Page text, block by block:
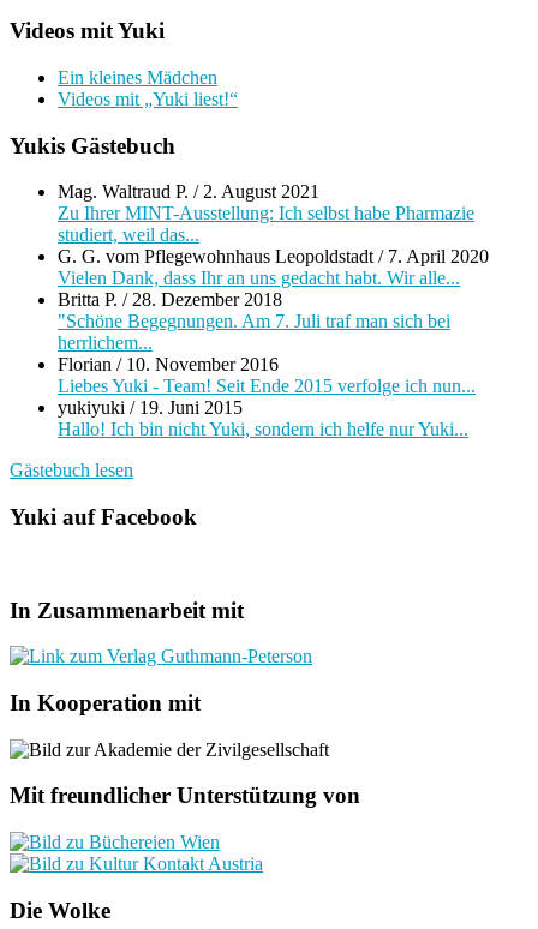
Videos mit Yuki
Ein kleines Mädchen
Videos mit „Yuki liest!“
Yukis Gästebuch
Mag. Waltraud P. / 2. August 2021
Zu Ihrer MINT-Ausstellung: Ich selbst habe Pharmazie
studiert, weil das...
G. G. vom Pflegewohnhaus Leopoldstadt / 7. April 2020
Vielen Dank, dass Ihr an uns gedacht habt. Wir alle...
Britta P. / 28. Dezember 2018
"Schöne Begegnungen. Am 7. Juli traf man sich bei
herrlichem...
Florian / 10. November 2016
Liebes Yuki - Team! Seit Ende 2015 verfolge ich nun...
yukiyuki / 19. Juni 2015
Hallo! Ich bin nicht Yuki, sondern ich helfe nur Yuki...
Gästebuch lesen
Yuki auf Facebook
In Zusammenarbeit mit
In Kooperation mit
Mit freundlicher Unterstützung von
Die Wolke